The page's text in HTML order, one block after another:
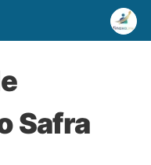
Safra